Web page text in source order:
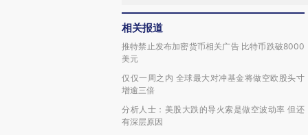
相关报道
推特禁止发布加密货币相关广告 比特币跌破8000
美元
仅仅一周之内 全球最大对冲基金将做空欧股头寸
增逾三倍
分析人士：美股大跌的导火索是做空波动率 但还
有深层原因